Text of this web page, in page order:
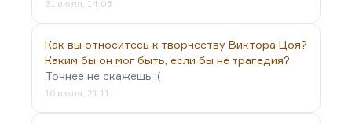
31 июля, 14:05
Как вы относитесь к творчеству Виктора Цоя?
Каким бы он мог быть, если бы не трагедия?
Точнее не скажешь :(
16 июля, 21:11